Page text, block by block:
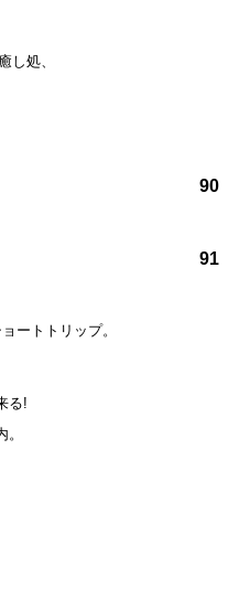
し処、
ートトリップ。
る!
90
91